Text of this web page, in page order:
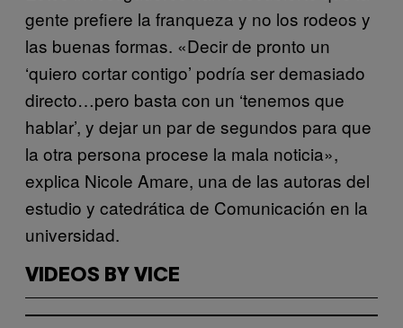
gente prefiere la franqueza y no los rodeos y
las buenas formas. «Decir de pronto un
‘quiero cortar contigo’ podría ser demasiado
directo…pero basta con un ‘tenemos que
hablar’, y dejar un par de segundos para que
la otra persona procese la mala noticia»,
explica Nicole Amare, una de las autoras del
estudio y catedrática de Comunicación en la
universidad.
VIDEOS BY VICE